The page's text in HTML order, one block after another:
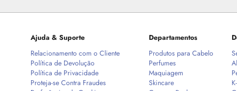
Ajuda & Suporte
Relacionamento com o Cliente
Política de Devolução
Política de Privacidade
Proteja-se Contra Fraudes
Departamentos
Produtos para Cabelo
Perfumes
Maquiagem
Skincare